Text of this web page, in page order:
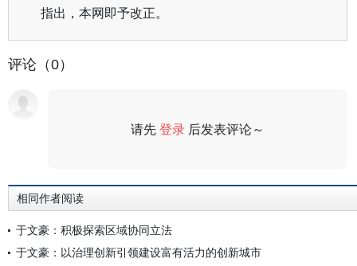
指出，本网即予改正。
评论（0）
请先登录 后发表评论～
相同作者阅读
于文豪：积极探索区域协同立法
于文豪：以治理创新引领建设富有活力的创新城市